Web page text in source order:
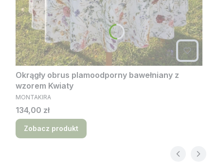
Okrągły obrus plamoodporny bawełniany z
wzorem Kwiaty
PRODUCENT
MONTAKIRA
Cena
134,00 zł
Zobacz produkt